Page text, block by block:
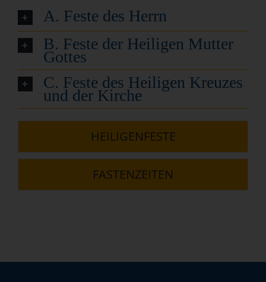
A. Feste des Herrn
B. Feste der Heiligen Mutter
Gottes
C. Feste des Heiligen Kreuzes
und der Kirche
HEILIGENFESTE
FASTENZEITEN